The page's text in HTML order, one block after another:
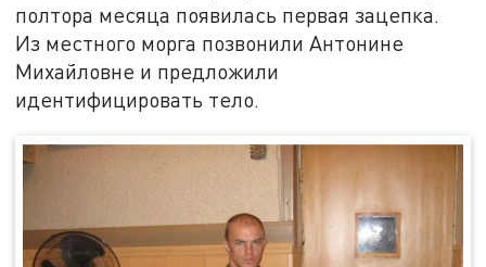
полтора месяца появилась первая зацепка.
Из местного морга позвонили Антонине
Михайловне и предложили
идентифицировать тело.